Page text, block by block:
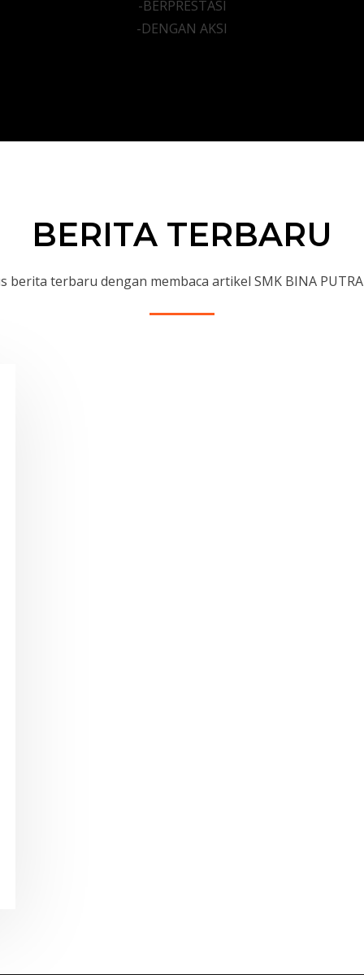
-BERPRESTASI
-DENGAN AKSI
BERITA TERBARU
berita terbaru dengan membaca artikel SMK BINA PUTRA